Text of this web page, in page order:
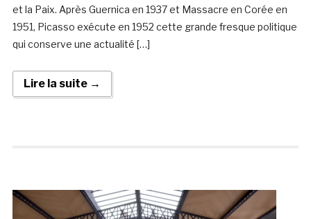
et la Paix. Après Guernica en 1937 et Massacre en Corée en
1951, Picasso exécute en 1952 cette grande fresque politique
qui conserve une actualité […]
Lire la suite →